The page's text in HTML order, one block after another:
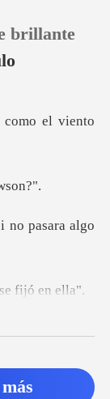
0
brillante
como el vi
encontrar una